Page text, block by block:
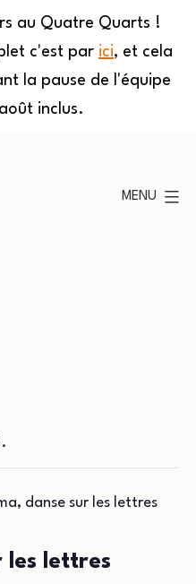
au Quatre Quarts !
c'est par ici, et cela
la pause de l'équipe
inclus.
MENU
danse sur les lettres
les lettres